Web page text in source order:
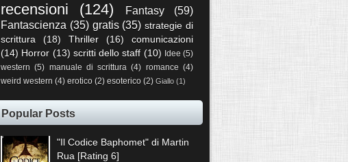
recensioni (124) Fantasy
(59)
Fantascienza (35) gratis (35) strategie di
scrittura
(18) Thriller (16)
comunicazioni
(14) Horror (13) scritti dello staff (10) Idee (5)
western (5) manuale di scrittura (4) romance (4)
weird western (4) erotico (2) esoterico (2) Giallo (1)
Popular Posts
"Il Codice Baphomet" di Martin
Rua [Rating 6]